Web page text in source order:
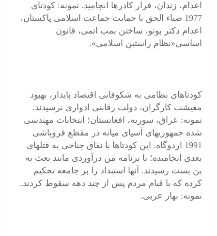
اعدام، زندان، فرار کادرها انجامید. نمونه: کودتای
1977 ضیاء الحق با حمایت جماعت اسلامی پاکستان،
اعدام دکتر بوتو، ساختن بمب اتمی، قانون
اساسی«نظام راستین اسلامی».
کودتاهای نظامی به شکوفانی اقتصاد پایدار، بهبود
معیشت کارگران، دولت رقابتی ادواری نرسیدند.
نمونه: عراق، سوریه، افغانستان؛ انتخابات مهندسی
شده جمهوریهای آسیای میانه در مقطع فروپاشی
1991 اردوگاه. این کودتاها با نفاق جناحی به قتلهای
بعدی انجامیده؛ با برنامه من درآوردی مانند بعث به
بن بست رسیدند. آنها استبداد را بر جامعه تحکیم
کرده که با قیام مردم پس از چند دهه سقوط کردند.
نمونه: بهار عربی.